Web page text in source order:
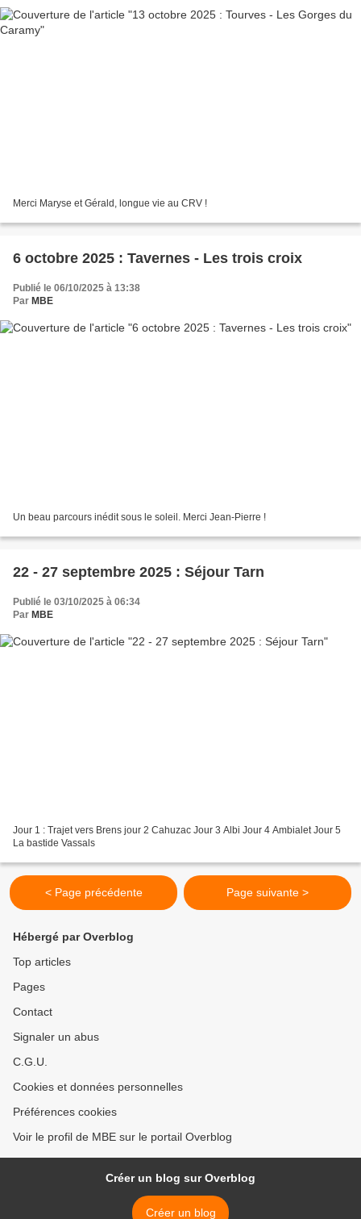
Merci Maryse et Gérald, longue vie au CRV !
6 octobre 2025 : Tavernes - Les trois croix
Publié le 06/10/2025 à 13:38
Par MBE
Un beau parcours inédit sous le soleil. Merci Jean-Pierre !
22 - 27 septembre 2025 : Séjour Tarn
Publié le 03/10/2025 à 06:34
Par MBE
Jour 1 : Trajet vers Brens jour 2 Cahuzac Jour 3 Albi Jour 4 Ambialet Jour 5
La bastide Vassals
< Page précédente Page suivante >
Hébergé par Overblog
Top articles
Pages
Contact
Signaler un abus
C.G.U.
Cookies et données personnelles
Préférences cookies
Voir le profil de MBE sur le portail Overblog
Créer un blog sur Overblog
Créer un blog